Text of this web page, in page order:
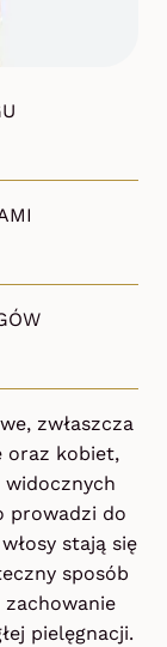
zwłaszcza
oraz kobiet,
prowadzi do
stają się
sposób
pielęgnacji.